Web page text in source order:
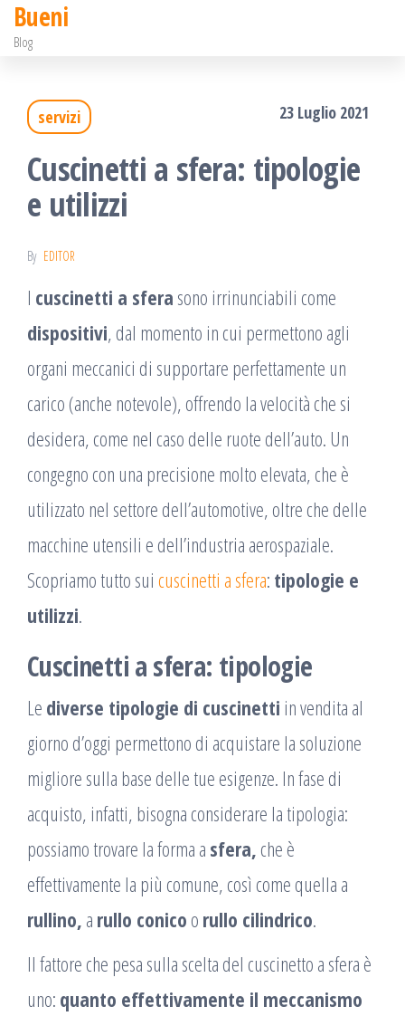
Salta
contenuto
Bueni
Blog
servizi 23 Luglio 2021
Cuscinetti a sfera: tipologie
e utilizzi
By EDITOR
I cuscinetti a sfera sono irrinunciabili come
dispositivi, dal momento in cui permettono agli
organi meccanici di supportare perfettamente un
carico (anche notevole), offrendo la velocità che si
desidera, come nel caso delle ruote dell’auto. Un
congegno con una precisione molto elevata, che è
utilizzato nel settore dell’automotive, oltre che delle
macchine utensili e dell’industria aerospaziale.
Scopriamo tutto sui cuscinetti a sfera: tipologie e
utilizzi.
Cuscinetti a sfera: tipologie
Le diverse tipologie di cuscinetti in vendita al
giorno d’oggi permettono di acquistare la soluzione
migliore sulla base delle tue esigenze. In fase di
acquisto, infatti, bisogna considerare la tipologia:
possiamo trovare la forma a sfera, che è
effettivamente la più comune, così come quella a
rullino, a rullo conico o rullo cilindrico.
Il fattore che pesa sulla scelta del cuscinetto a sfera è
uno: quanto effettivamente il meccanismo